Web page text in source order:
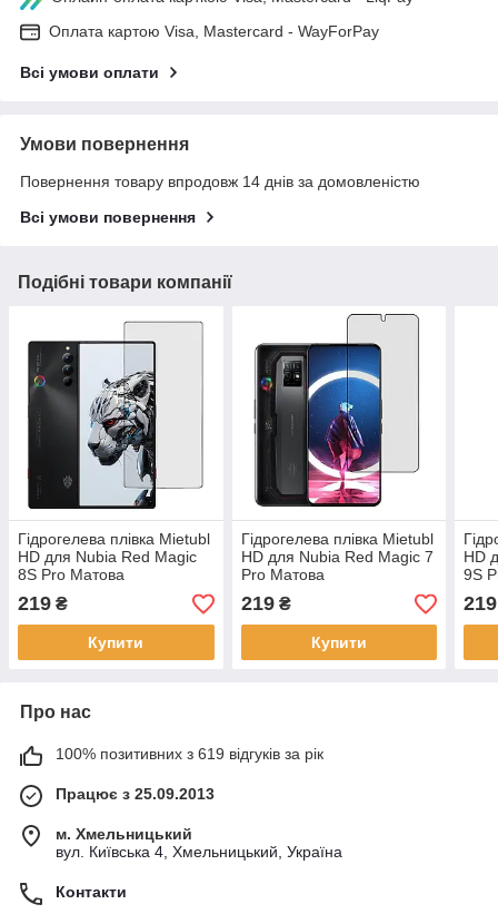
Оплата картою Visa, Mastercard - WayForPay
Всі умови оплати
Умови повернення
Повернення товару впродовж 14 днів за домовленістю
Всі умови повернення
Подібні товари компанії
Гідрогелева плівка Mietubl
HD для Nubia Red Magic
8S Pro Матова
219 ₴
Купити
Гідрогелева плівка Mietubl
HD для Nubia Red Magic 7
Pro Матова
219₴
Купити
HD
9S
219
Про нас
100% позитивних з 619 відгуків за рік
Працює з 25.09.2013
м. Хмельницький
вул. Київська 4, Хмельницький, Україна
Контакти